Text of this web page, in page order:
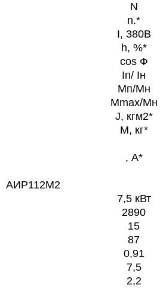
N
n.*
I, 380В
h, %*
cos Ф
Iп/ Iн
Мп/Мн
Мmax/Мн
J, кгм2*
M, кг*
, А*
АИР112М2
7,5 кВт
2890
15
87
0,91
7,5
2,2